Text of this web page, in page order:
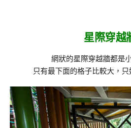
星際穿越
網狀的星際穿越牆都是
只有最下面的格子比較大，只